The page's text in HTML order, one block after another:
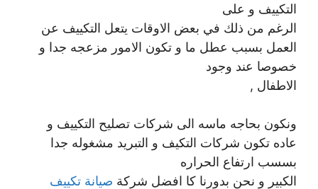
التكييف و على
الرغم من ذلك في بعض الاوقات يتعل التكييف عن
العمل بسبب عطل ما و تكون الامور مزعجه جدا و
خصوصا عند وجود
الاطفال ,
ونكون بحاجه ماسه الى شركات تصليح التكييف و
عاده تكون شركات التكيف و التبريد مشغوله جدا
بسسب ارتفاع الحراره
الكبير و نحن بدورنا كا افضل شركة صيانة تكييف